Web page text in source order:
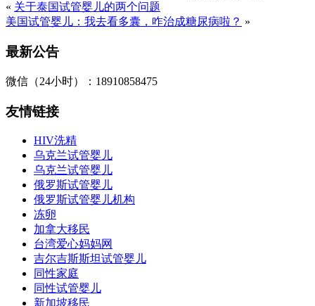
« 关于泰国试管婴儿的两个问题
美国试管婴儿：我去看多囊，咋治成糖尿病啦？ »
最新公告
微信（24小时）：18910858475
友情链接
HIV洗精
乌克兰试管婴儿
乌克兰试管婴儿
俄罗斯试管婴儿
俄罗斯试管婴儿机构
冻卵
加拿大移民
台湾爱心妈妈网
吉尔吉斯斯坦试管婴儿
同性家庭
同性试管婴儿
新加坡移民